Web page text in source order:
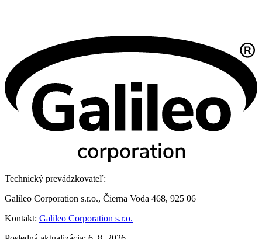
Technický prevádzkovateľ:
Galileo Corporation s.r.o., Čierna Voda 468, 925 06
Kontakt: Galileo Corporation s.r.o.